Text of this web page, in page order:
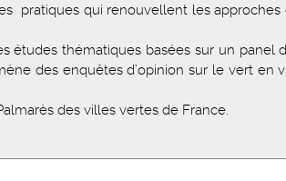
pratiques qui renouvellent les approches
études thématiques basées sur un panel
des enquêtes d’opinion sur le vert en
des villes vertes de France.